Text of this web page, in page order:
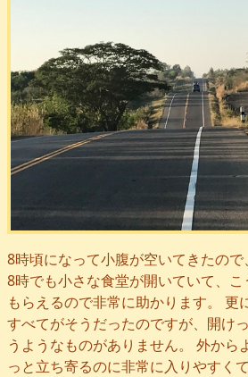
8時頃になって小腹が空いてきたの
8時でも小さな食堂が開いていて、
もらえるので非常に助かります。 更
すべてがそうだったのですが、開け
うようなものがありません。 外から
っと立ち寄るのに非常に入りやすく